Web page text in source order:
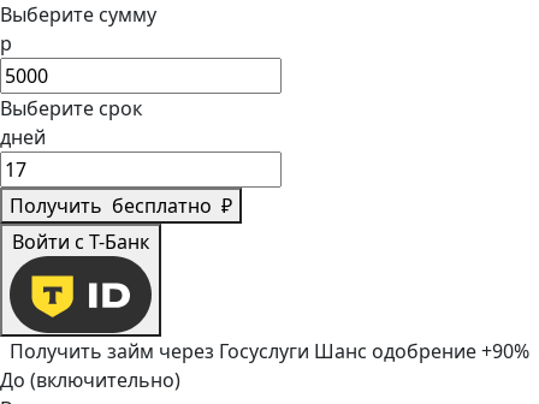
Выберите сумму
р
Выберите срок
дней
Получить бесплатно ₽
Войти с Т-Банк
Получить займ через Госуслуги Шанс одобрение +90%
До (включительно)